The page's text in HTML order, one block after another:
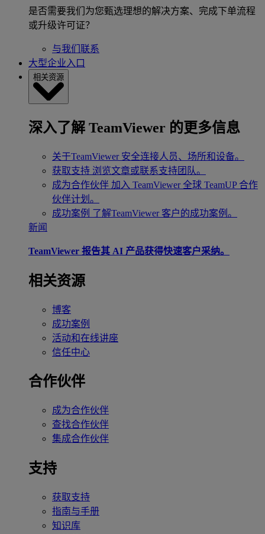
是否需要我们为您甄选理想的解决方案、完成下单流程
或升级许可证？
与我们联系
大型企业入口
相关资源
深入了解 TeamViewer 的更多信息
关于TeamViewer 安全连接人员、场所和设备。
获取支持 浏览文章或联系支持团队。
成为合作伙伴 加入 TeamViewer 全球 TeamUP 合作
伙伴计划。
成功案例 了解TeamViewer 客户的成功案例。
新闻
TeamViewer 报告其 AI 产品获得快速客户采纳。
相关资源
博客
成功案例
活动和在线讲座
信任中心
合作伙伴
成为合作伙伴
查找合作伙伴
集成合作伙伴
支持
获取支持
指南与手册
知识库